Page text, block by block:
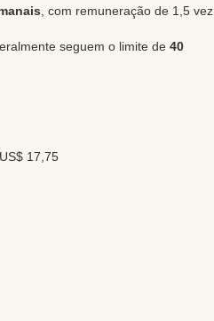
, com remuneração de 1,5 vez
seguem o limite de 40
US$ 17,75